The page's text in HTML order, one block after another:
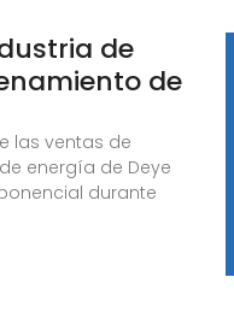
de
de
las ventas de
energía de Deye
durante